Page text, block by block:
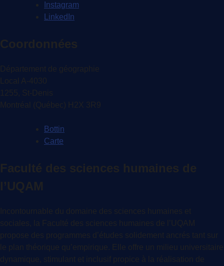
Instagram
LinkedIn
Coordonnées
Département de géographie
Local A-4030
1255, St-Denis
Montréal (Québec) H2X 3R9
Bottin
Carte
Faculté des sciences humaines de
l’UQAM
Incontournable du domaine des sciences humaines et
sociales, la Faculté des sciences humaines de l’UQAM
propose des programmes d’études solidement ancrés tant sur
le plan théorique qu’empirique. Elle offre un milieu universitaire
dynamique, stimulant et inclusif propice à la réalisation de